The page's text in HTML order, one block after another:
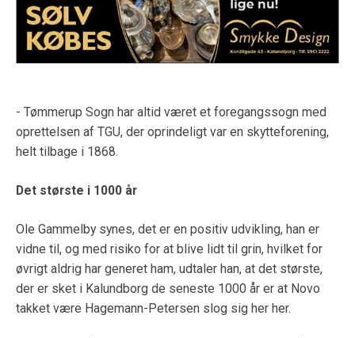
- Tømmerup Sogn har altid været et foregangssogn med
oprettelsen af TGU, der oprindeligt var en skytteforening,
helt tilbage i 1868.
Det største i 1000 år
Ole Gammelby synes, det er en positiv udvikling, han er
vidne til, og med risiko for at blive lidt til grin, hvilket for
øvrigt aldrig har generet ham, udtaler han, at det største,
der er sket i Kalundborg de seneste 1000 år er at Novo
takket være Hagemann-Petersen slog sig her her.